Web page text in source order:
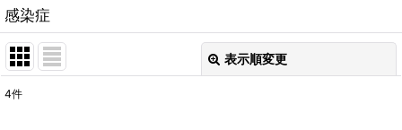
感染症
表示順変更
4件